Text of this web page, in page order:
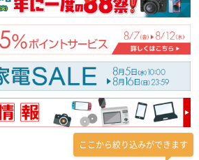
ここから絞り込みができます